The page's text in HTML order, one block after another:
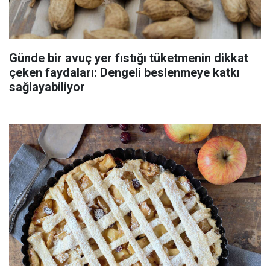
Günde bir avuç yer fıstığı tüketmenin dikkat
çeken faydaları: Dengeli beslenmeye katkı
sağlayabiliyor